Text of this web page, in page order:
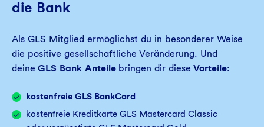
die Bank
Als GLS Mitglied ermöglichst du in besonderer Weise
die positive gesellschaftliche Veränderung. Und
deine GLS Bank Anteile bringen dir diese Vorteile:
kostenfreie GLS BankCard
kostenfreie Kreditkarte GLS Mastercard Classic